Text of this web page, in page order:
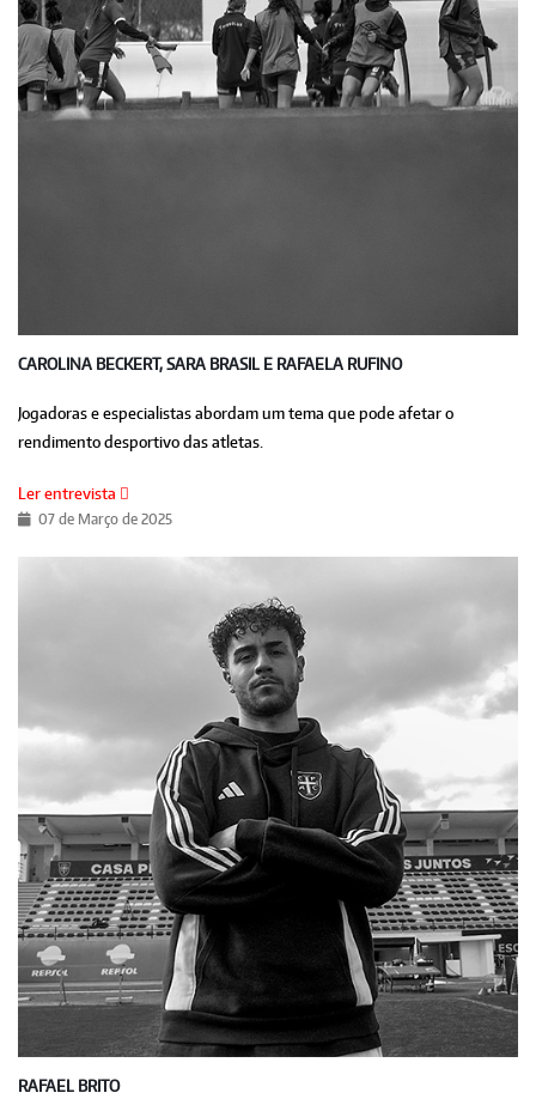
CAROLINA BECKERT, SARA BRASIL E RAFAELA RUFINO
Jogadoras e especialistas abordam um tema que pode afetar o
rendimento desportivo das atletas.
Ler entrevista
07 de Março de 2025
RAFAEL BRITO